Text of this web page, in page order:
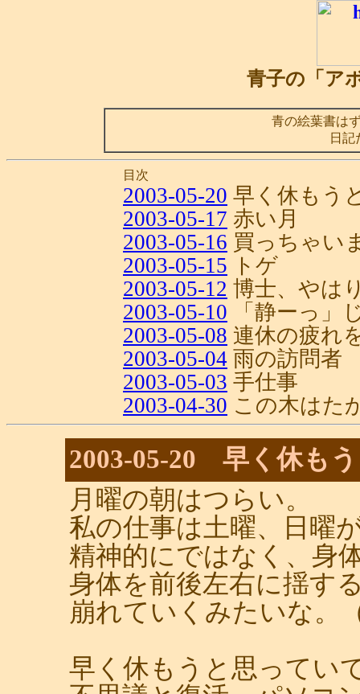
青子の「ア
青の絵葉書は
日記
目次
2003-05-20 早く休もう
2003-05-17 赤い月
2003-05-16 買っちゃい
2003-05-15 トゲ
2003-05-12 博士、やは
2003-05-10 「静ーっ」
2003-05-08 連休の疲れ
2003-05-04 雨の訪問者
2003-05-03 手仕事
2003-04-30 この木はた
2003-05-20 早く休も
月曜の朝はつらい。
私の仕事は土曜、日曜
精神的にではなく、身
身体を前後左右に揺す
崩れていくみたいな。
早く休もうと思ってい